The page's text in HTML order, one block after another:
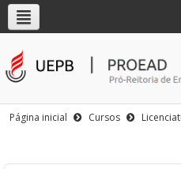
Página inicial Cursos